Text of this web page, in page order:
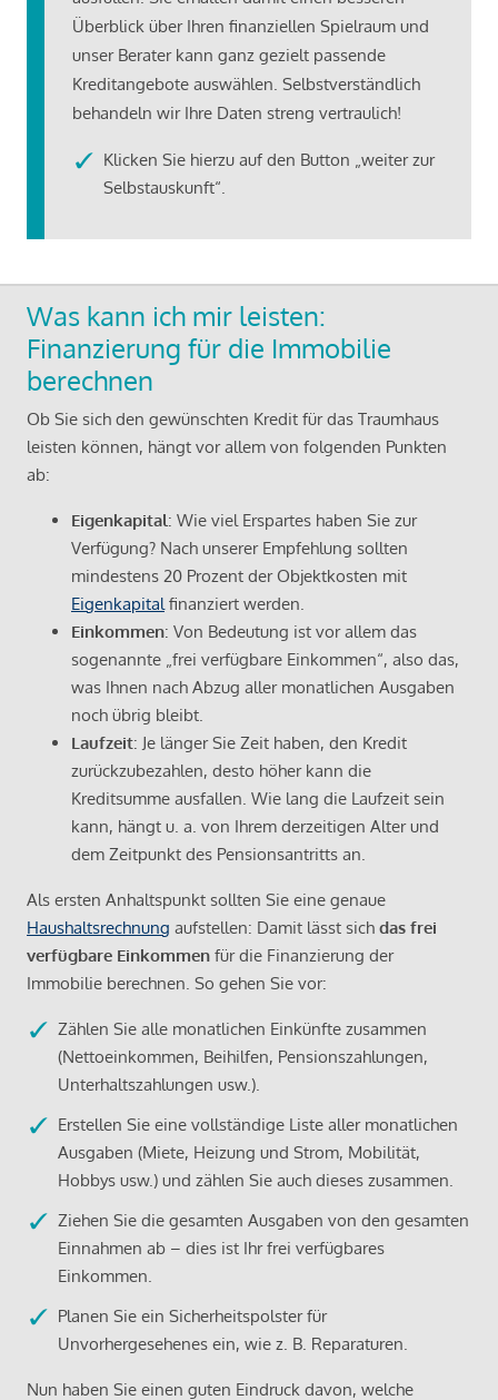
Überblick über Ihren finanziellen Spielraum und
unser Berater kann ganz gezielt passende
Kreditangebote auswählen. Selbstverständlich
behandeln wir Ihre Daten streng vertraulich!
Klicken Sie hierzu auf den Button „weiter zur
Selbstauskunft“.
Was kann ich mir leisten:
Finanzierung für die Immobilie
berechnen
Ob Sie sich den gewünschten Kredit für das Traumhaus
leisten können, hängt vor allem von folgenden Punkten
ab:
Eigenkapital: Wie viel Erspartes haben Sie zur
Verfügung? Nach unserer Empfehlung sollten
mindestens 20 Prozent der Objektkosten mit
Eigenkapital finanziert werden.
Einkommen: Von Bedeutung ist vor allem das
sogenannte „frei verfügbare Einkommen“, also das,
was Ihnen nach Abzug aller monatlichen Ausgaben
noch übrig bleibt.
Laufzeit: Je länger Sie Zeit haben, den Kredit
zurückzubezahlen, desto höher kann die
Kreditsumme ausfallen. Wie lang die Laufzeit sein
kann, hängt u. a. von Ihrem derzeitigen Alter und
dem Zeitpunkt des Pensionsantritts an.
Als ersten Anhaltspunkt sollten Sie eine genaue
Haushaltsrechnung aufstellen: Damit lässt sich das frei
verfügbare Einkommen für die Finanzierung der
Immobilie berechnen. So gehen Sie vor:
Zählen Sie alle monatlichen Einkünfte zusammen
(Nettoeinkommen, Beihilfen, Pensionszahlungen,
Unterhaltszahlungen usw.).
Erstellen Sie eine vollständige Liste aller monatlichen
Ausgaben (Miete, Heizung und Strom, Mobilität,
Hobbys usw.) und zählen Sie auch dieses zusammen.
Ziehen Sie die gesamten Ausgaben von den gesamten
Einnahmen ab – dies ist Ihr frei verfügbares
Einkommen.
Planen Sie ein Sicherheitspolster für
Unvorhergesehenes ein, wie z. B. Reparaturen.
Nun haben Sie einen guten Eindruck davon, welche